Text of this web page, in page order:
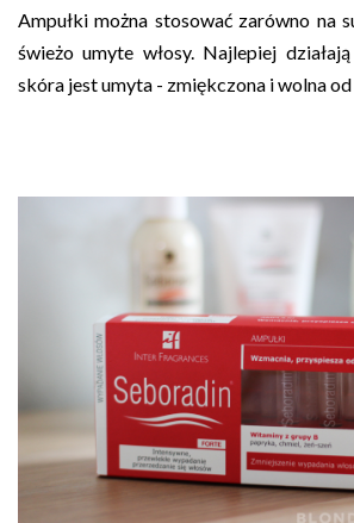
Ampułki można stosować zarówno na
świeżo umyte włosy. Najlepiej
skóra jest umyta - zmiękczona i wolna od